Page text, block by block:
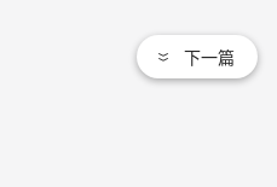
下一篇